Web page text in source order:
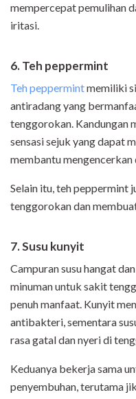
mempercepat pemulihan
iritasi.
6. Teh peppermint
Teh peppermintmemiliki
antiradang yang
tenggorokan. Kandungan
sensasi sejuk yang dapat
membantu mengencerkan
Selain itu, teh peppermint
tenggorokan dan
7. Susu kunyit
Campuran susu hangat
minuman untuk sakit
penuh manfaat. Kunyit
antibakteri, sementara
rasa gatal dan nyeri di
Keduanya bekerja sama
penyembuhan, terutama